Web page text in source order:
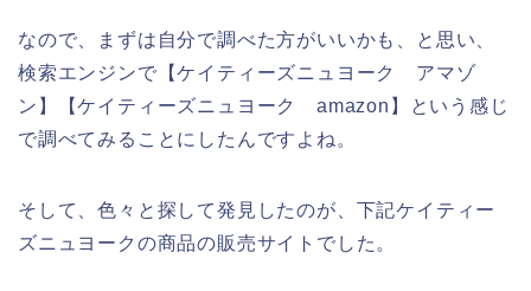
なので、まずは自分で調べた方がいいかも、と思い、
検索エンジンで【ケイティーズニュヨーク アマゾ
ン】【ケイティーズニュヨーク amazon】という感じ
で調べてみることにしたんですよね。
そして、色々と探して発見したのが、下記ケイティー
ズニュヨークの商品の販売サイトでした。